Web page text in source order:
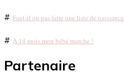
# Faut-il ou pas faire une liste de naissance
# À 14 mois mon bébé marche !
Partenaire